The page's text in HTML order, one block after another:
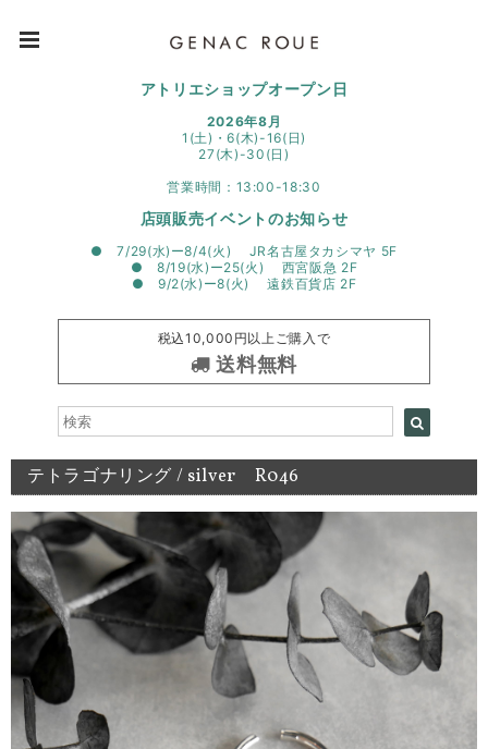
アトリエショップオープン日
2026年8月
1(土)・6(木)-16(日)
27(木)-30(日)
営業時間：13:00-18:30
店頭販売イベントのお知らせ
● 7/29(水)ー8/4(火) JR名古屋タカシマヤ 5F
● 8/19(水)ー25(火) 西宮阪急 2F
● 9/2(水)ー8(火) 遠鉄百貨店 2F
税込10,000円以上ご購入で
送料無料
テトラゴナリング / silver R046